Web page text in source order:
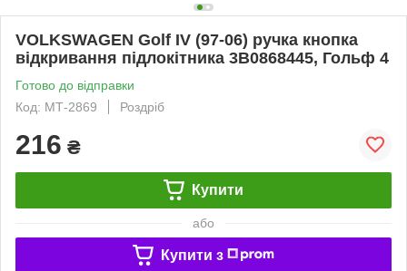
VOLKSWAGEN Golf IV (97-06) ручка кнопка
відкривання підлокітника 3B0868445, Гольф 4
Готово до відправки
Код: МТ-2869
Роздріб
216 ₴
Купити
або
Купити з